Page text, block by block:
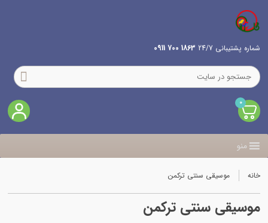
شماره پشتیبانی 24/7 1863 700 0911
0
منو
خانه موسیقی سنتی ترکمن
موسیقی سنتی ترکمن